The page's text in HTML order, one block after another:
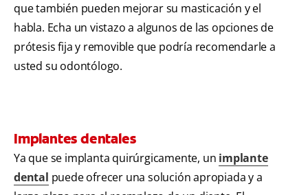
que también pueden mejorar su masticación y el
habla. Echa un vistazo a algunos de las opciones de
prótesis fija y removible que podría recomendarle a
usted su odontólogo.
Implantes dentales
Ya que se implanta quirúrgicamente, un implante
dental puede ofrecer una solución apropiada y a